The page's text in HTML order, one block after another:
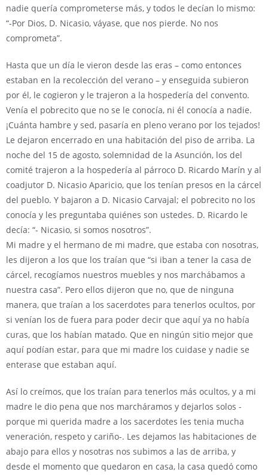
nadie quería comprometerse más, y todos le decían lo mismo:
“-Por Dios, D. Nicasio, váyase, que nos pierde. No nos
comprometa”.
Hasta que un día le vieron desde las eras – como entonces
estaban en la recolección del verano – y enseguida subieron
por él, le cogieron y le trajeron a la hospedería del convento.
Venía el pobrecito que no se le conocía, ni él conocía a nadie.
¡Cuánta hambre y sed, pasaría en pleno verano por los tejados!
Le dejaron encerrado en una habitación del piso de arriba. La
noche del 15 de agosto, solemnidad de la Asunción, los del
comité trajeron a la hospedería al párroco D. Ricardo Marín y al
coadjutor D. Nicasio Aparicio, que los tenían presos en la cárcel
del pueblo. Y bajaron a D. Nicasio Carvajal; el pobrecito no los
conocía y les preguntaba quiénes son ustedes. D. Ricardo le
decía: “- Nicasio, si somos nosotros”.
Mi madre y el hermano de mi madre, que estaba con nosotras,
les dijeron a los que los traían que “si iban a tener la casa de
cárcel, recogíamos nuestros muebles y nos marchábamos a
nuestra casa”. Pero ellos dijeron que no, que de ninguna
manera, que traían a los sacerdotes para tenerlos ocultos, por
si venían los de fuera para poder decir que aquí ya no había
curas, que los habían matado. Que en ningún sitio mejor que
aquí podían estar, para que mi madre los cuidase y nadie se
enterase que estaban aquí.
Así lo creímos, que los traían para tenerlos más ocultos, y a mi
madre le dio pena que nos marcháramos y dejarlos solos -
porque mi querida madre a los sacerdotes les tenia mucha
veneración, respeto y cariño-. Les dejamos las habitaciones de
abajo para ellos y nosotras nos subimos a las de arriba, y
desde el momento que quedaron en casa, la casa quedó como